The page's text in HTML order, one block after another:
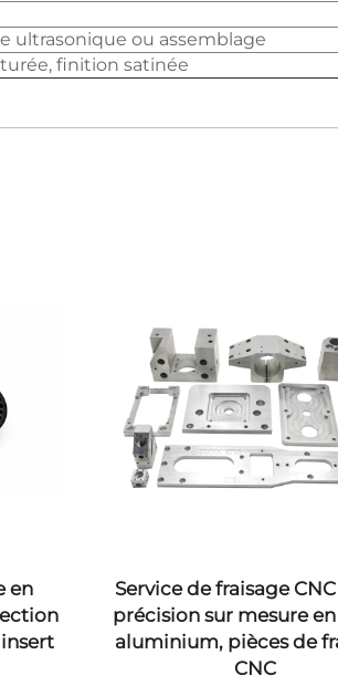
ultrasonique ou assemblage
finition satinée
en
Service de fraisage
précision sur mesure
aluminium, pièces de
CNC